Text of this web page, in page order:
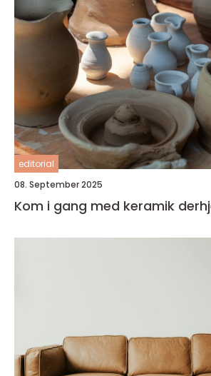
editorial
08. September 2025
Kom i gang med keramik